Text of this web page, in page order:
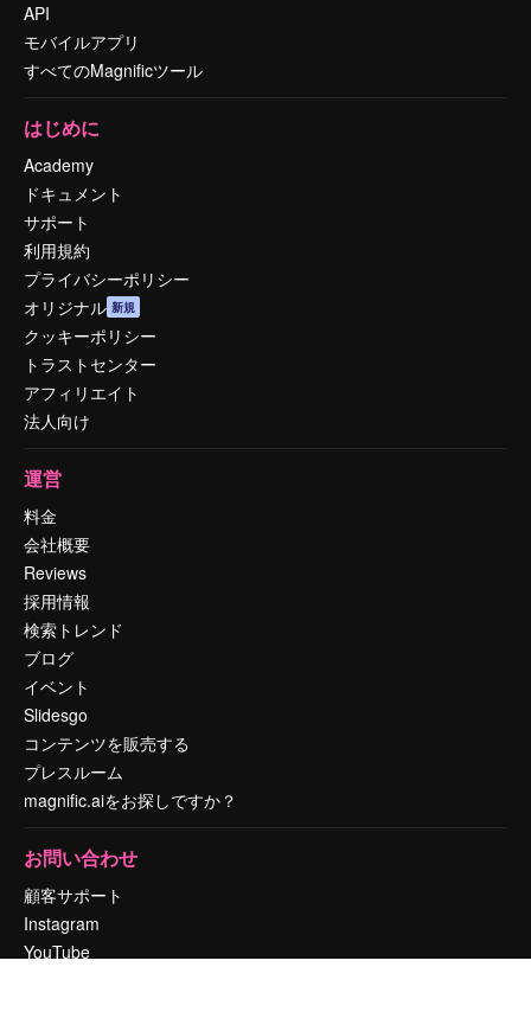
API
モバイルアプリ
すべてのMagnificツール
はじめに
Academy
ドキュメント
サポート
利用規約
プライバシーポリシー
オリジナル 新規
クッキーポリシー
トラストセンター
アフィリエイト
法人向け
運営
料金
会社概要
Reviews
採用情報
検索トレンド
ブログ
イベント
Slidesgo
コンテンツを販売する
プレスルーム
magnific.aiをお探しですか？
お問い合わせ
顧客サポート
Instagram
YouTube